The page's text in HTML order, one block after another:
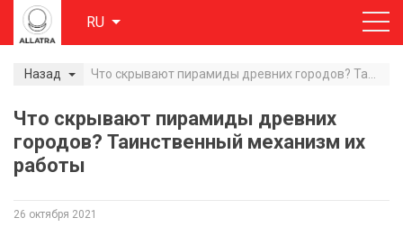
RU
Назад
Что скрывают пирамиды древних
городов? Таинственный механизм их
работы
26 октября 2021